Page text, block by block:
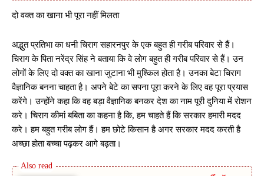
दो वक्त का खाना भी पूरा नहीं मिलता
अद्भुत प्रतिभा का धनी चिराग सहारनपुर के एक बहुत ही गरीब परिवार से हैं।
चिराग के पिता नरेंद्र सिंह ने बताया कि वे लोग बहुत ही गरीब परिवार से हैं। उन
लोगों के लिए दो वक्त का खाना जुटाना भी मुश्किल होता है। उनका बेटा चिराग
वैज्ञानिक बनना चाहता है। अपने बेटे का सपना पूरा करने के लिए वह पूरा प्रयास
करेंगे। उन्होंने कहा कि वह बड़ा वैज्ञानिक बनकर देश का नाम पूरी दुनिया में रोशन
करे। चिराग कीमां बबिता का कहना है कि, हम चाहते हैं कि सरकार हमारी मदद
करे। हम बहुत गरीब लोग हैं। हम छोटे किसान है अगर सरकार मदद करती है
अच्छा होता बच्चा पढ़कर आगे बढ़ता।